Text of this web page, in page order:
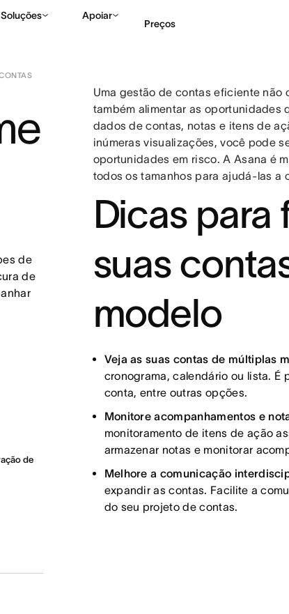
Soluções Apoiar
Preços
de
de
de
Uma gestão de contas eficiente
também alimentar as oportunidades
dados de contas, notas e itens de
inúmeras visualizações, você pode
oportunidades em risco. A Asana é
todos os tamanhos para ajudá-las a
Dicas para
suas
modelo
Veja as suas contas de múltiplas
cronograma, calendário ou lista.
conta, entre outras opções.
Monitore acompanhamentos e
monitoramento de itens de ação
armazenar notas e monitorar
Melhore a comunicação
expandir as contas. Facilite a
do seu projeto de contas.